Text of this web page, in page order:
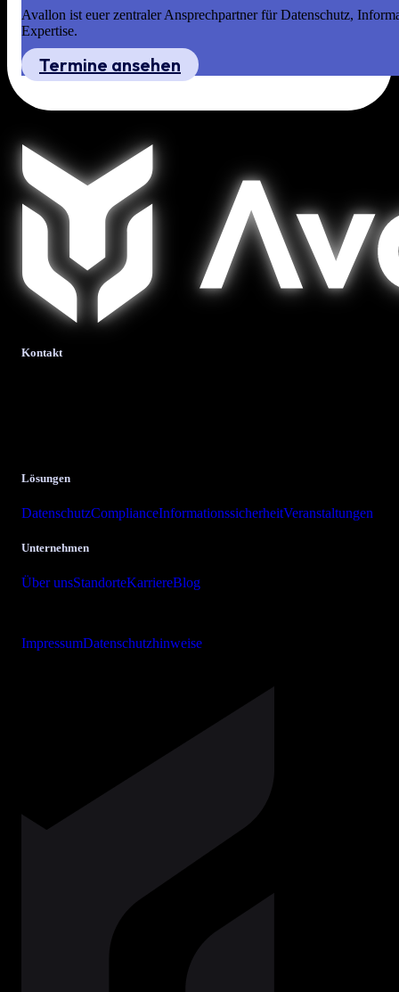
Avallon ist euer zentraler Ansprechpartner für Datenschutz,
Expertise.
Termine ansehen
Kontakt
Lösungen
DatenschutzComplianceInformationssicherheitVeranstaltungen
Unternehmen
Über unsStandorteKarriereBlog
ImpressumDatenschutzhinweise